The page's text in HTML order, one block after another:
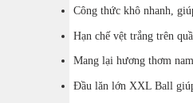
Công thức khô nhanh,
Hạn chế vệt trắng trên
Mang lại hương thơm
Đầu lăn lớn XXL Ball